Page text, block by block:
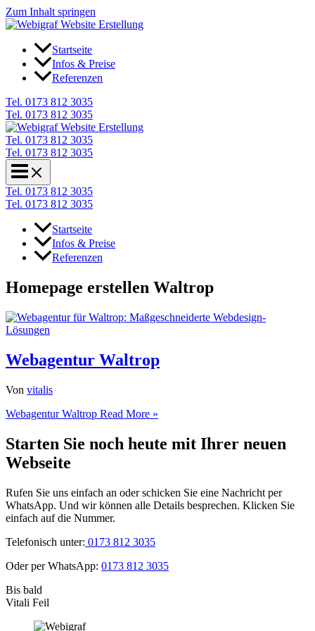
Zum Inhalt springen
Startseite
Infos & Preise
Referenzen
Tel. 0173 812 3035
Tel. 0173 812 3035
Tel. 0173 812 3035
Tel. 0173 812 3035
Tel. 0173 812 3035
Tel. 0173 812 3035
Startseite
Infos & Preise
Referenzen
Homepage erstellen Waltrop
Webagentur Waltrop
Von vitalis
Webagentur Waltrop Read More »
Starten Sie noch heute mit Ihrer neuen
Webseite
Rufen Sie uns einfach an oder schicken Sie eine Nachricht per
WhatsApp. Und wir können alle Details besprechen. Klicken Sie
einfach auf die Nummer.
Telefonisch unter: 0173 812 3035
Oder per WhatsApp: 0173 812 3035
Bis bald
Vitali Feil